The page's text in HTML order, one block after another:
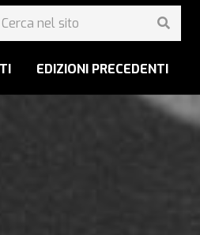
EDIZIONI PRECEDENTI